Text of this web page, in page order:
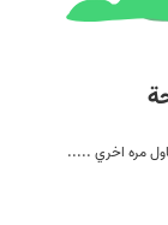
مره اخري .....